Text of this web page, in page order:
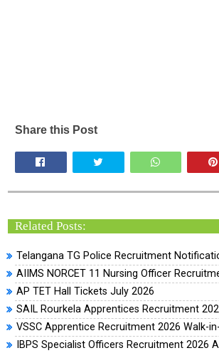
Share this Post
Related Posts:
Telangana TG Police Recruitment
AIIMS NORCET 11 Nursing Officer
AP TET Hall Tickets July 2026
SAIL Rourkela Apprentices Recruitment
VSSC Apprentice Recruitment 2026 Walk-
IBPS Specialist Officers Recruitment 2026